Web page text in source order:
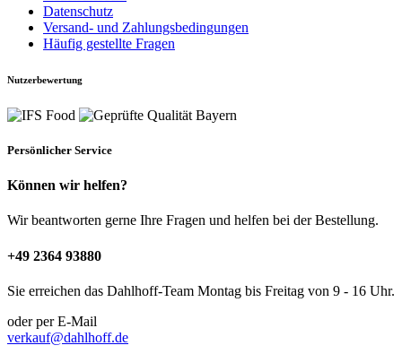
Datenschutz
Versand- und Zahlungsbedingungen
Häufig gestellte Fragen
Nutzerbewertung
Persönlicher Service
Können wir helfen?
Wir beantworten gerne Ihre Fragen und helfen bei der Bestellung.
+49 2364 93880
Sie erreichen das Dahlhoff-Team Montag bis Freitag von 9 - 16 Uhr.
oder per E-Mail
verkauf@dahlhoff.de